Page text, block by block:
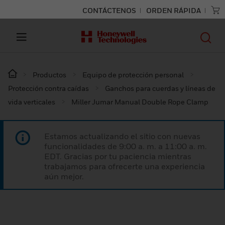
CONTÁCTENOS ORDEN RÁPIDA
Productos
Equipo de protección personal
Protección contra caídas
Ganchos para cuerdas y líneas de
vida verticales
Miller Jumar Manual Double Rope Clamp
Estamos actualizando el sitio con nuevas
funcionalidades de 9:00 a. m. a 11:00 a. m.
EDT. Gracias por tu paciencia mientras
trabajamos para ofrecerte una experiencia
aún mejor.